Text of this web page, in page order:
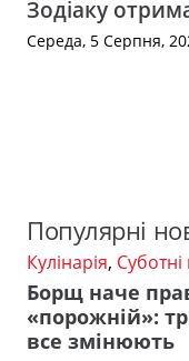
Зодіаку
Середа, 5 Серпня,
Популярні
Кулінарія,
Борщ наче
«порожній»:
все змінюють